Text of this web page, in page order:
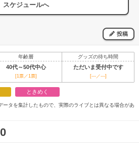
スケジュールへ
投稿
年齢層 グッズの待ち時間
40代～50代中心 ただいま受付中です
[1票／1票] [---／---]
ときめく
タを集計したもので、実際のライブとは異なる場合があ